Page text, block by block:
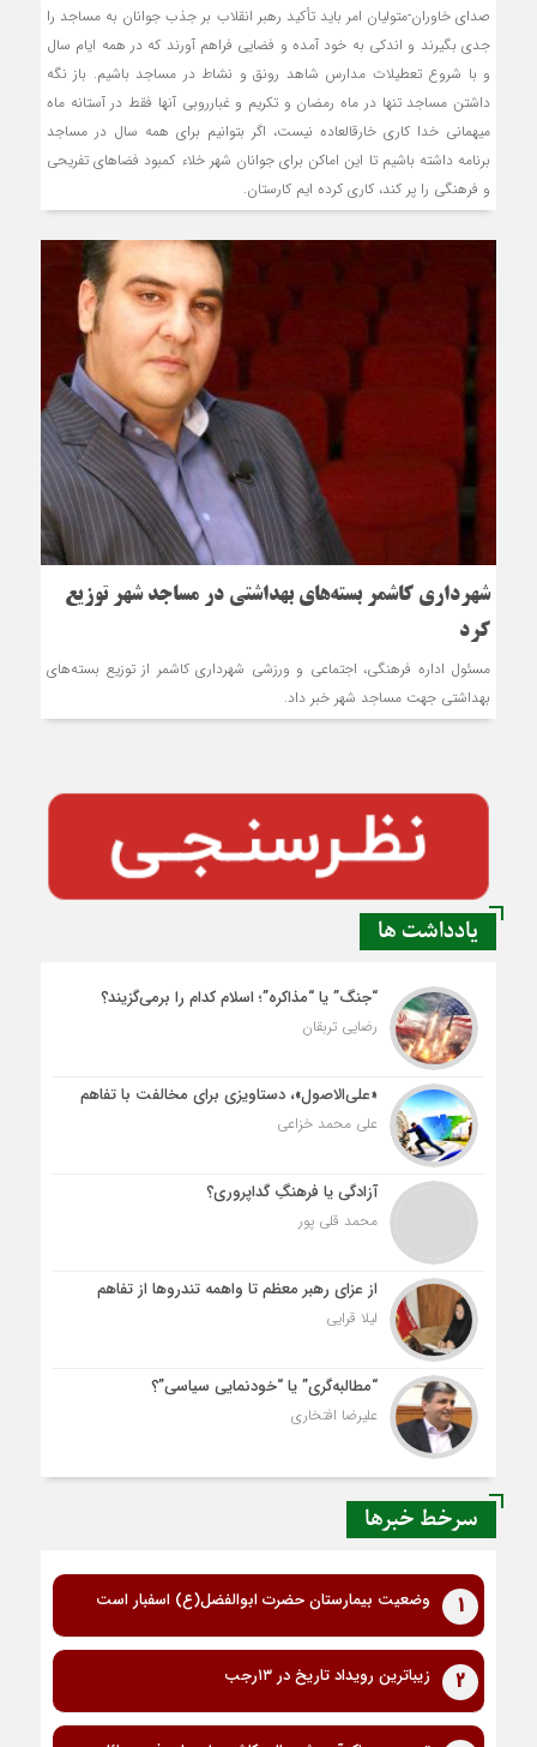
صدای خاوران-متولیان امر باید تأکید رهبر انقلاب بر جذب جوانان به مساجد را
جدی بگیرند و اندکی به خود آمده و فضایی فراهم آورند که در همه ایام سال
و با شروع تعطیلات مدارس شاهد رونق و نشاط در مساجد باشیم. باز نگه
داشتن مساجد تنها در ماه رمضان و تکریم و غبارروبی آنها فقط در آستانه ماه
میهمانی خدا کاری خارق‏العاده نیست، اگر بتوانیم برای همه سال در مساجد
برنامه داشته باشیم تا این اماکن برای جوانان شهر خلاء کمبود فضاهای تفریحی
و فرهنگی را پر کند، کاری کرده‏ ایم کارستان.
شهرداری کاشمر بسته‌های بهداشتی در مساجد شهر توزیع
کرد
مسئول اداره فرهنگی، اجتماعی و ورزشی شهرداری کاشمر از توزیع بسته‌های
بهداشتی جهت مساجد شهر خبر داد.
یادداشت ها
“جنگ” یا “مذاکره”؛ اسلام کدام را برمی‌گزیند؟
رضایی تربقان
«علی‌الاصول»، دستاویزی برای مخالفت با تفاهم
علی محمد خزاعی
آزادگی یا فرهنگِ گداپروری؟
محمد قلی پور
از عزای رهبر معظم تا واهمه تندروها از تفاهم
لیلا قرایی
“مطالبه‌گری” یا “خودنمایی سیاسی”؟
علیرضا افتخاری
سرخط خبرها
1 وضعیت بیمارستان حضرت ابوالفضل(ع) اسفبار است
2 زیباترین رویداد تاریخ در ۱۳رجب